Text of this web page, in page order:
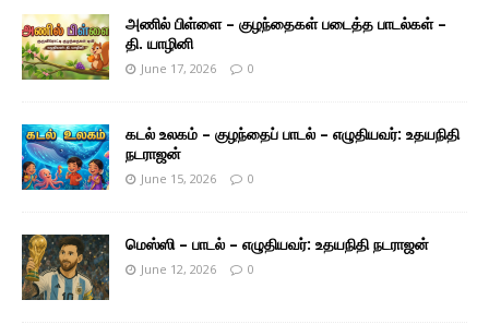
அணில் பிள்ளை – குழந்தைகள் படைத்த பாடல்கள் –
தி. யாழினி
June 17, 2026 0
கடல் உலகம் – குழந்தைப் பாடல் – எழுதியவர்: உதயநிதி
நடராஜன்
June 15, 2026 0
மெஸ்ஸி – பாடல் – எழுதியவர்: உதயநிதி நடராஜன்
June 12, 2026 0